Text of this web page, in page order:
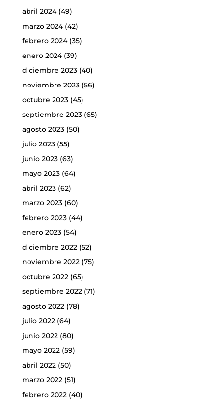
abril 2024(49)
marzo 2024(42)
febrero 2024(35)
enero 2024(39)
diciembre 2023(40)
noviembre 2023(56)
octubre 2023(45)
septiembre 2023(65)
agosto 2023(50)
julio 2023(55)
junio 2023(63)
mayo 2023(64)
abril 2023(62)
marzo 2023(60)
febrero 2023(44)
enero 2023(54)
diciembre 2022(52)
noviembre 2022(75)
octubre 2022(65)
septiembre 2022(71)
agosto 2022(78)
julio 2022(64)
junio 2022(80)
mayo 2022(59)
abril 2022(50)
marzo 2022(51)
febrero 2022(40)